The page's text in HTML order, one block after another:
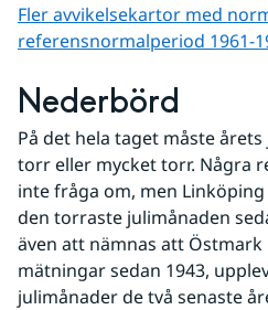
Fler avvikelsekartor med
referens­normalperiod 1961-
Nederbörd
På det hela taget måste
torr eller mycket torr. Några
inte fråga om, men
den torraste julimånaden
även att nämnas att Östmark
mätningar sedan 1943,
julimånader de två senaste